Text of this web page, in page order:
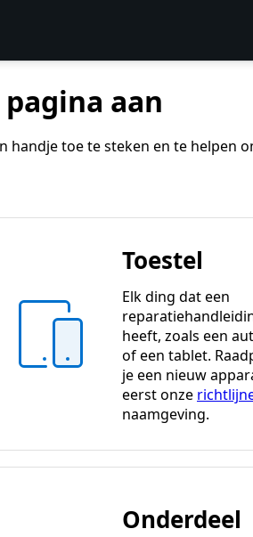
aan
toe te steken en te helpen
Toestel
Elk ding dat een
heeft, zoals een
of een tablet.
je een nieuw
eerst onze
naamgeving.
Onderdeel